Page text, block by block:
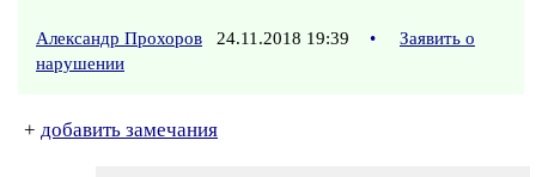
Александр Прохоров 24.11.2018 19:39 •
Заявить о
нарушении
+ добавить замечания